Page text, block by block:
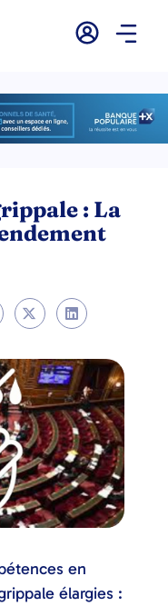
: La
en
élargies :